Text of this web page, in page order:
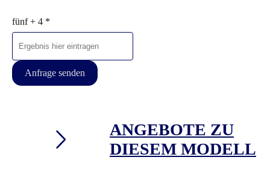
fünf + 4 *
Anfrage senden
ANGEBOTE ZU
DIESEM MODELL